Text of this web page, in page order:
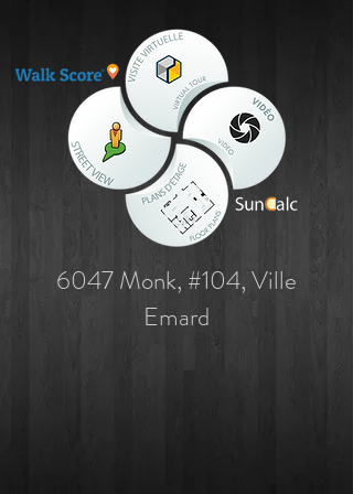
6047 Monk, #104, Ville
Emard